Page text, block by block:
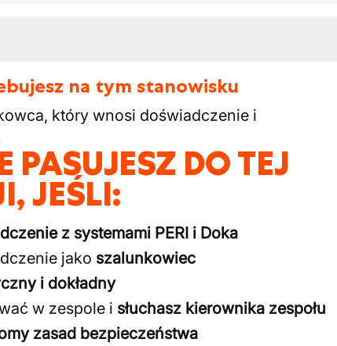
na tym stanowisku
który wnosi doświadczenie i
PASUJESZ DO TEJ
JEŚLI:
z systemami PERI i Doka
jako szalunkowiec
i dokładny
w zespole i słuchasz kierownika zespołu
zasad bezpieczeństwa